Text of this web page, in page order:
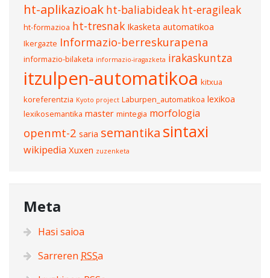
ht-aplikazioak ht-baliabideak ht-eragileak
ht-formazioa ht-tresnak Ikasketa automatikoa
Ikergazte Informazio-berreskurapena
informazio-bilaketa informazio-iragazketa irakaskuntza
itzulpen-automatikoa kitxua
koreferentzia Kyoto project Laburpen_automatikoa lexikoa
lexikosemantika master mintegia morfologia
openmt-2 saria semantika sintaxi
wikipedia Xuxen zuzenketa
Meta
Hasi saioa
Sarreren RSSa